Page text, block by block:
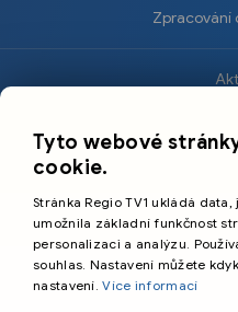
Zpracování
©️
Tyto webové
cookie.
Stránka Regio TV1 ukládá
umožnila základní funkčnost
personalizaci a analýzu.
souhlas. Nastavení můžete
nastavení.Více informací